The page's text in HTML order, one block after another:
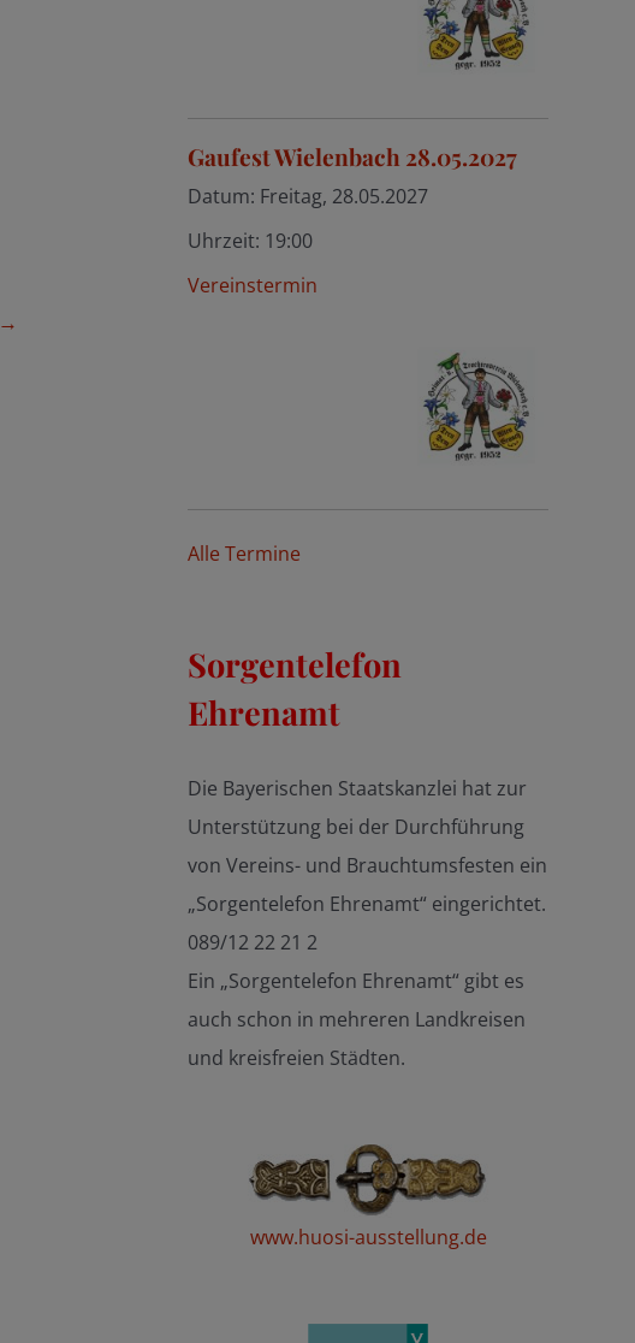
→
Gaufest Wielenbach 28.05.2027
Datum: Freitag, 28.05.2027
Uhrzeit: 19:00
Vereinstermin
Alle Termine
Sorgentelefon
Ehrenamt
Die Bayerischen Staatskanzlei hat zur
Unterstützung bei der Durchführung
von Vereins- und Brauchtumsfesten ein
„Sorgentelefon Ehrenamt“ eingerichtet.
089/12 22 21 2
Ein „Sorgentelefon Ehrenamt“ gibt es
auch schon in mehreren Landkreisen
und kreisfreien Städten.
www.huosi-ausstellung.de